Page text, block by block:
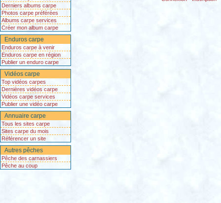
Derniers albums carpe
Photos carpe préférées
Albums carpe services
Créer mon album carpe
Enduros carpe
Enduros carpe à venir
Enduros carpe en région
Publier un enduro carpe
Vidéos carpe
Top vidéos carpes
Dernières vidéos carpe
Vidéos carpe services
Publier une vidéo carpe
Annuaire carpe
Tous les sites carpe
Sites carpe du mois
Référencer un site
Autres pêches
Pêche des carnassiers
Pêche au coup